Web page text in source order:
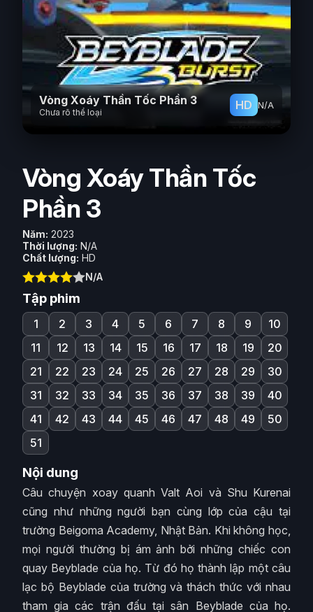
Phim Hoạt Hình
Phim Tài Liệu
Phim Cổ Trang
Vòng Xoáy Thần Tốc Phần 3
Chưa rõ thể loại HD N/A
Vòng Xoáy Thần Tốc
Phần 3
Năm: 2023
Thời lượng: N/A
Chất lượng: HD
N/A
Tập phim
1 2 3 4 5 6 7 8 9
10
11
12 13 14 15 16 17 18 19
20
21
22 23 24 25 26 27 28 29
30
31
32 33 34 35 36 37 38 39
40
41
42 43 44 45 46 47 48 49
50
51
Nội dung
Câu chuyện xoay quanh Valt Aoi và Shu Kurenai
cũng như những người bạn cùng lớp của cậu tại
trường Beigoma Academy, Nhật Bản. Khi không học,
mọi người thường bị ám ảnh bởi những chiếc con
quay Beyblade của họ. Từ đó họ thành lập một câu
lạc bộ Beyblade của trường và thách thức với nhau
tham gia các trận đấu tại sân Beyblade của họ.